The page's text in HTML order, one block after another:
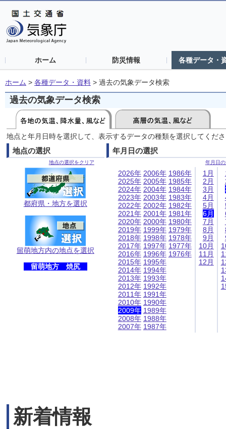
ホーム 防災情報 各種データ・
ホーム > 各種データ・資料 > 過去の気象データ検索
過去の気象データ検索
地点と年月日時を選択して、表示するデータの種類を選択してくだ
地点の選択
地点の選択をクリア
都府県・地方を選択
留萌地方内の地点を選択
留萌地方 焼尻
年月日の選択
年月日
2026年
2025年
2024年
2023年
2022年
2021年
2020年
2019年
2018年
2017年
2016年
2015年
2014年
2013年
2012年
2011年
2010年
2009年
2008年
2007年
2006年
2005年
2004年
2003年
2002年
2001年
2000年
1999年
1998年
1997年
1996年
1995年
1994年
1993年
1992年
1991年
1990年
1989年
1988年
1987年
1986年
1985年
1984年
1983年
1982年
1981年
1980年
1979年
1978年
1977年
1976年
1月
2月
3月
4月
5月
6月
7月
8月
9月
10月
11月
12月
新着情報